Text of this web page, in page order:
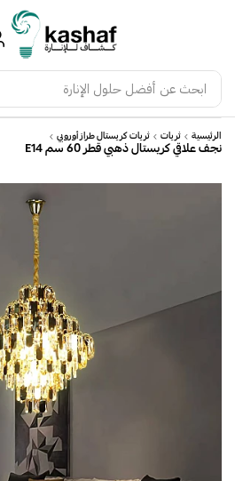
ابحث عن أفضل حلول الإنارة
الرئيسية ثريات ثريات كريستال طراز أوروبي
نجف علاقي كريستال ذهبي قطر 60 سم E14